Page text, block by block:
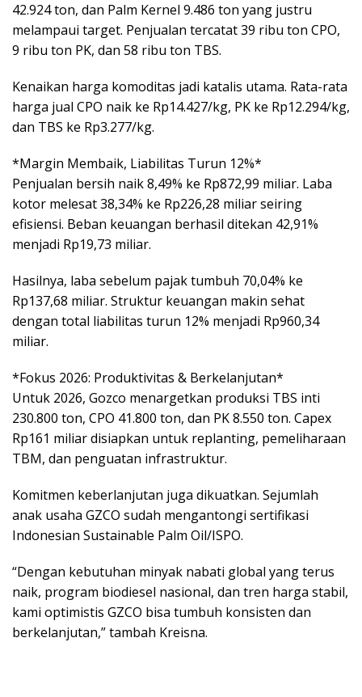
42.924 ton, dan Palm Kernel 9.486 ton yang justru
melampaui target. Penjualan tercatat 39 ribu ton CPO,
9 ribu ton PK, dan 58 ribu ton TBS.
Kenaikan harga komoditas jadi katalis utama. Rata-rata
harga jual CPO naik ke Rp14.427/kg, PK ke Rp12.294/kg,
dan TBS ke Rp3.277/kg.
*Margin Membaik, Liabilitas Turun 12%*
Penjualan bersih naik 8,49% ke Rp872,99 miliar. Laba
kotor melesat 38,34% ke Rp226,28 miliar seiring
efisiensi. Beban keuangan berhasil ditekan 42,91%
menjadi Rp19,73 miliar.
Hasilnya, laba sebelum pajak tumbuh 70,04% ke
Rp137,68 miliar. Struktur keuangan makin sehat
dengan total liabilitas turun 12% menjadi Rp960,34
miliar.
*Fokus 2026: Produktivitas & Berkelanjutan*
Untuk 2026, Gozco menargetkan produksi TBS inti
230.800 ton, CPO 41.800 ton, dan PK 8.550 ton. Capex
Rp161 miliar disiapkan untuk replanting, pemeliharaan
TBM, dan penguatan infrastruktur.
Komitmen keberlanjutan juga dikuatkan. Sejumlah
anak usaha GZCO sudah mengantongi sertifikasi
Indonesian Sustainable Palm Oil/ISPO.
“Dengan kebutuhan minyak nabati global yang terus
naik, program biodiesel nasional, dan tren harga stabil,
kami optimistis GZCO bisa tumbuh konsisten dan
berkelanjutan,” tambah Kreisna.